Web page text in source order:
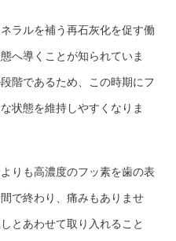
ラルを補う再石灰化を促す働
へ導くことが知られていま
階であるため、この時期にフ
状態を維持しやすくなりま
りも高濃度のフッ素を歯の表
で終わり、痛みもありませ
とあわせて取り入れること